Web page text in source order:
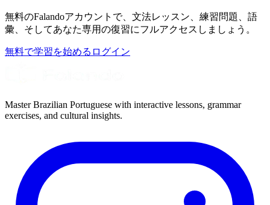
無料のFalandoアカウントで、文法レッスン、練習問題、語
彙、そしてあなた専用の復習にフルアクセスしましょう。
無料で学習を始める ログイン
Master Brazilian Portuguese with interactive lessons, grammar
exercises, and cultural insights.